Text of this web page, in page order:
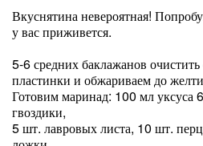
Вкуснятина невероятная!
у вас приживется.
5-6 средних баклажанов
пластинки и обжариваем до
Готовим маринад: 100 мл уксуса
гвоздики,
5 шт. лавровых листа, 10 шт.